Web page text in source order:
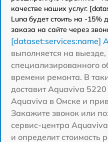
качестве наших услуг.
Luna будет стоить на -
заказа на сайте через
[dataset:services:name]
выполняется на выезде,
специализированного
времени ремонта. В
доставит Aquaviva
Aquaviva в Омске и
Закажите звонок или
сервис-центра
и определит стоимость